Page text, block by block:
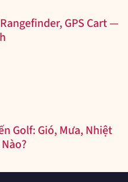
GPS Cart —
Golf: Gió, Mưa, Nhiệt